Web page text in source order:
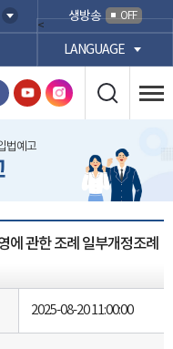
생방송 OFF
<
LANGUAGE
법예고
에 관한 조례 일부개정조례
2025-08-20 11:00:00